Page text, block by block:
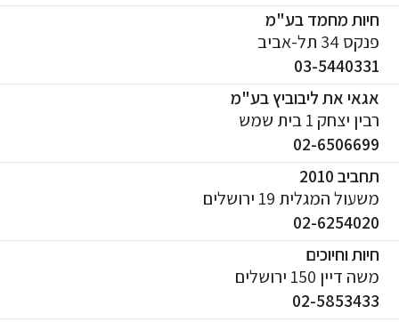
מחמד בע"מ
34 תל-אביב
03-
את ליבוביץ בע"מ
יצחק 1 בית שמש
02-
2010
המגלית 19 ירושלים
02-
וחיוכים
150 ירושלים
02-